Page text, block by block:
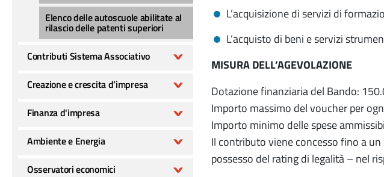
L’acquisizione di servizi di
L’acquisto di beni e servizi
MISURA DELL’AGEVOLAZIONE
Dotazione finanziaria del Bando:
Importo massimo del voucher per
Importo minimo delle spese
Il contributo viene concesso fino a
possesso del rating di legalità – nel
Elenco delle autoscuole abilitate al
rilascio delle patenti superiori
Contributi Sistema Associativo
Creazione e crescita d’impresa
Finanza d'impresa
Ambiente e Energia
Osservatori economici